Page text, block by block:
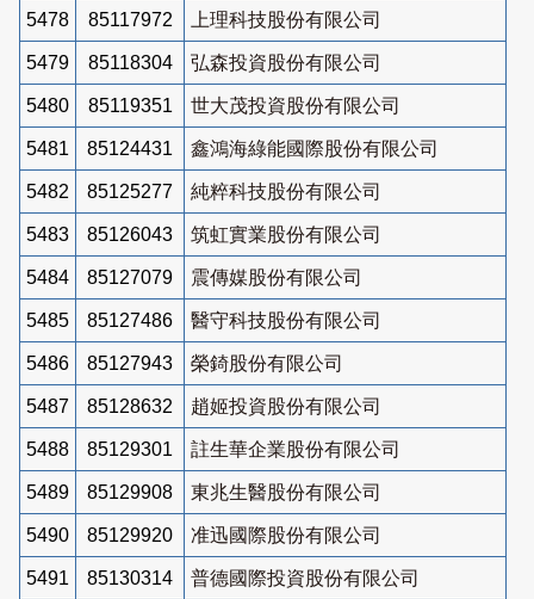
5478 85117972 上理科技股份有限公司
5479 85118304 弘森投資股份有限公司
5480 85119351 世大茂投資股份有限公司
5481 85124431 鑫鴻海綠能國際股份有限公司
5482 85125277 純粹科技股份有限公司
5483 85126043 筑虹實業股份有限公司
5484 85127079 震傳媒股份有限公司
5485 85127486 醫守科技股份有限公司
5486 85127943 榮錡股份有限公司
5487 85128632 趙姬投資股份有限公司
5488 85129301 註生華企業股份有限公司
5489 85129908 東兆生醫股份有限公司
5490 85129920 准迅國際股份有限公司
5491 85130314 普德國際投資股份有限公司